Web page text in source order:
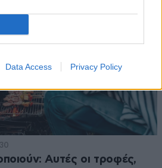
Data Access Privacy Policy
Αυτές οι τροφές,